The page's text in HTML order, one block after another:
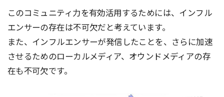
このコミュニティ力を有効活用するためには、インフル
エンサーの存在は不可欠だと考えています。
また、インフルエンサーが発信したことを、さらに加速
させるためのローカルメディア、オウンドメディアの存
在も不可欠です。